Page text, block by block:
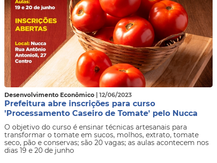
Desenvolvimento Econômico | 12/06/2023
Prefeitura abre inscrições para curso
'Processamento Caseiro de Tomate' pelo Nucca
O objetivo do curso é ensinar técnicas artesanais para
transformar o tomate em sucos, molhos, extrato, tomate
seco, pão e conservas; são 20 vagas; as aulas acontecem nos
dias 19 e 20 de junho